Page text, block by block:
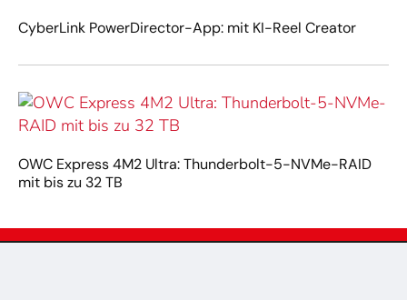
CyberLink PowerDirector-App: mit KI-Reel Creator
OWC Express 4M2 Ultra: Thunderbolt-5-NVMe-RAID
mit bis zu 32 TB